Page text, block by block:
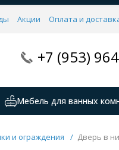
Акции Оплата и
+7 (953)
Мебель для ванных
и ограждения / Дверь в